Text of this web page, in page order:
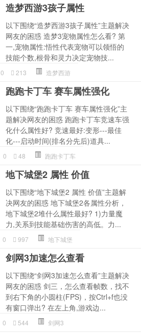
造梦西游3孩子属性
以下围绕“造梦西游3孩子属性”主题解决
网友的困惑 造梦3宠物属性怎么看? 第
一,宠物属性:悟性代表宠物可以领悟的
技能个数,根骨和灵力决定宠物技...
0 213 造梦西游
跑跑卡丁车 赛车属性强化
以下围绕“跑跑卡丁车 赛车属性强化”主
题解决网友的困惑 跑跑卡丁车竞速车强
化什么属性好? 竞速最好:变形---最佳
化---启动时间(排名分先后)道具...
0 48 跑跑卡丁车
地下城堡2 属性 价值
以下围绕“地下城堡2 属性 价值”主题解
决网友的困惑 地下城堡2各属性分析，
地下城堡2堆什么属性最好? 1)力量魔
力,关系到技能基础伤害的高低。力...
0 997 地下城堡
剑网3加速怎么查看
以下围绕“剑网3加速怎么查看”主题解决
网友的困惑 剑三，怎么查看帧数，找不
到右下角的小圆柱(FPS)，按Ctrl+f也没
有窗口弹出? 在左上角,游戏边...
0 544 剑网3